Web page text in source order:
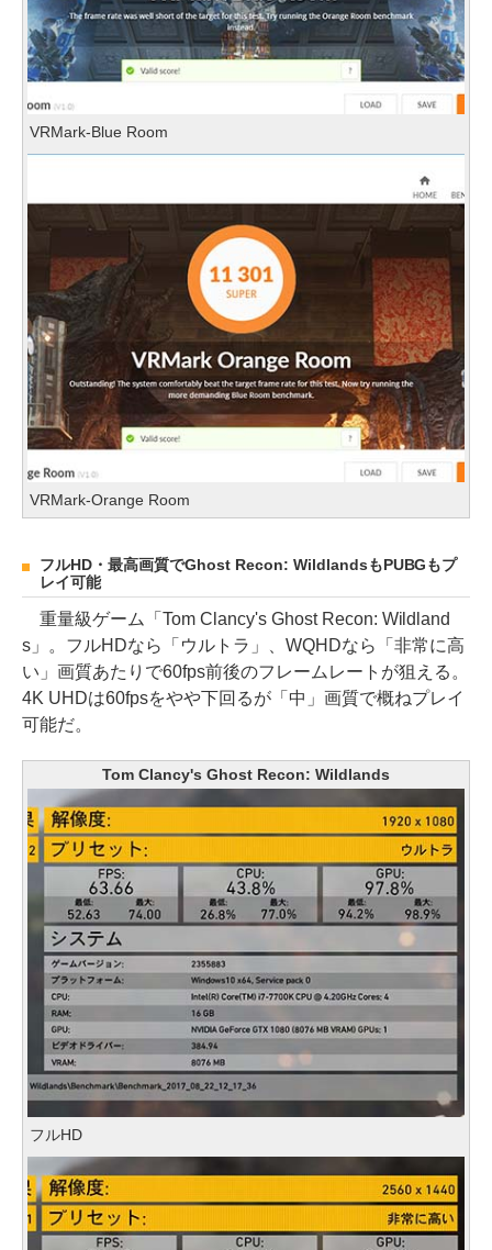
VRMark-Blue Room
VRMark-Orange Room
フルHD・最高画質でGhost Recon: WildlandsもPUBGもプ
レイ可能
重量級ゲーム「Tom Clancy's Ghost Recon: Wildland
s」。フルHDなら「ウルトラ」、WQHDなら「非常に高
い」画質あたりで60fps前後のフレームレートが狙える。
4K UHDは60fpsをやや下回るが「中」画質で概ねプレイ
可能だ。
Tom Clancy's Ghost Recon: Wildlands
フルHD